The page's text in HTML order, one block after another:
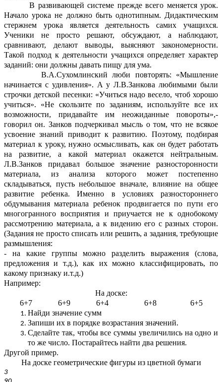
В развивающей системе прежде всего меняется урок.
Начало урока не должно быть однотипным. Дидактическим
стержнем урока является деятельность самих учащихся.
Ученики не просто решают, обсуждают, а наблюдают,
сравнивают, делают выводы, выясняют закономерности.
Такой подход к деятельности учащихся определяет характер
заданий: они должны давать пищу для ума.
В.А.Сухомлинский люби повторять: «Мышление
начинается с удивления». А у Л.В.Занкова любимыми были
строчки детской песенки: «Учиться надо весело, чтоб хорошо
учиться». «Не скользите по заданиям, используйте все их
возможности, придавайте им неожиданные повороты»,-
говорил он. Занков подчеркивал мысль о том, что не всякое
усвоение знаний приводит к развитию. Поэтому, подбирая
материал к уроку, нужно осмысливать, как он будет работать
на развитие, а какой материал окажется нейтральным.
Л.В.Занков придавал большое значение разносторонности
материала, из анализа которого может постепенно
складываться, пусть небольшое вначале, влияние на общее
развитие ребенка. Именно в условиях разностороннего
обдумывания материала ребенок продвигается по пути его
многогранного восприятия и приучается не к однобокому
рассмотрению материала, а к видению его с разных сторон.
(Задания не просто списать или решить, а задания, требующие
размышления:
- на какие группы можно разделить выражения (слова,
предложения и т.д.), как их можно классифицировать, по
какому признаку и.т.д.)
Например:
На доске:
6+7 6+9 6+4 6+8 6+5
Найди значение сумм
Запиши их в порядке возрастания значений.
Сделайте так, чтобы все суммы увеличились на одно и
то же число. Постарайтесь найти два решения.
Другой пример.
На доске геометрические фигуры из цветной бумаги
3